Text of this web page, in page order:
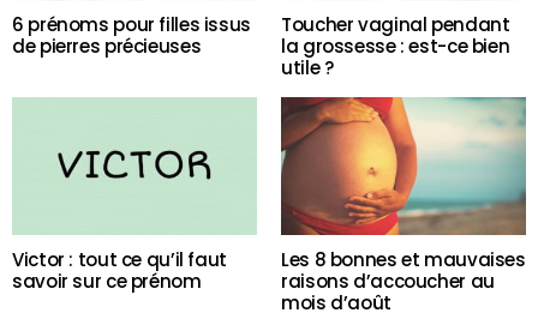
6 prénoms pour filles issus
de pierres précieuses
Toucher vaginal pendant
la grossesse : est-ce bien
utile ?
Victor : tout ce qu’il faut
savoir sur ce prénom
Les 8 bonnes et mauvaises
raisons d’accoucher au
mois d’août